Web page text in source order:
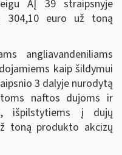
AĮ 39 straipsnyje
304,10 euro už toną
angliavandeniliams
kaip šildymui
3 dalyje nurodytą
naftos dujoms ir
išpilstytiems į dujų
toną produkto akcizų